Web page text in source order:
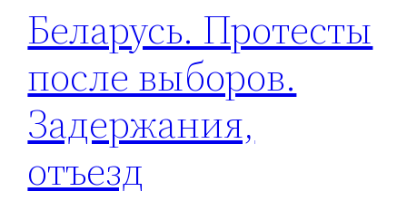
Беларусь. Протесты
после выборов.
Задержания,
отъезд